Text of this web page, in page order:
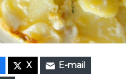
X
E-mail